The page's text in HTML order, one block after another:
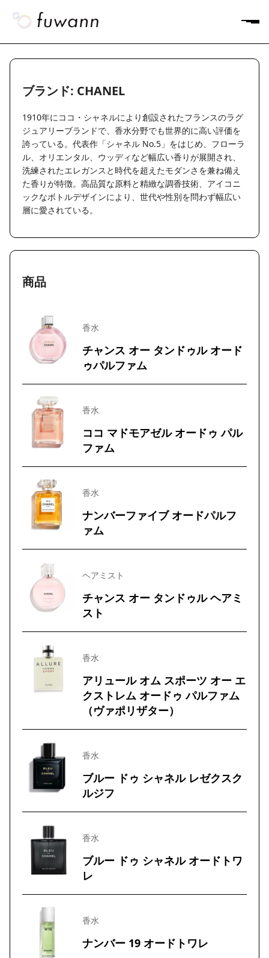
ブランド: CHANEL
1910年にココ・シャネルにより創設されたフランスのラグ
ジュアリーブランドで、香水分野でも世界的に高い評価を
誇っている。代表作「シャネル No.5」をはじめ、フローラ
ル、オリエンタル、ウッディなど幅広い香りが展開され、
洗練されたエレガンスと時代を超えたモダンさを兼ね備え
た香りが特徴。高品質な原料と精緻な調香技術、アイコニ
ックなボトルデザインにより、世代や性別を問わず幅広い
層に愛されている。
商品
香水
チャンス オー タンドゥル オード
ゥパルファム
香水
ココ マドモアゼル オードゥ パル
ファム
香水
ナンバーファイブ オードパルフ
ァム
ヘアミスト
チャンス オー タンドゥル ヘアミ
スト
香水
アリュール オム スポーツ オー エ
クストレム オードゥ パルファム
（ヴァポリザター）
香水
ブルー ドゥ シャネル レゼクスク
ルジフ
香水
ブルー ドゥ シャネル オードトワ
レ
香水
ナンバー 19 オードトワレ